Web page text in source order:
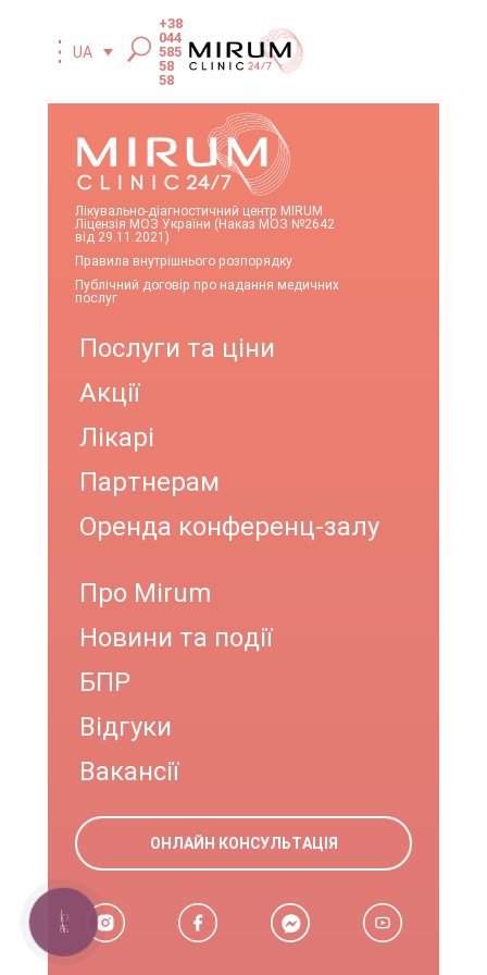
UA
+38
044
585
58
58
Лікувально-діагностичний центр MIRUM
Ліцензія МОЗ України (Наказ МОЗ №2642
від 29.11.2021)
Правила внутрішнього розпорядку
Публічний договір про надання медичних
послуг
Послуги та ціни
Акції
Лікарі
Партнерам
Оренда конференц-залу
Про Mirum
Новини та події
БПР
Відгуки
Вакансії
ОНЛАЙН КОНСУЛЬТАЦІЯ
КНОПКА
ЗВ'ЯЗКУ